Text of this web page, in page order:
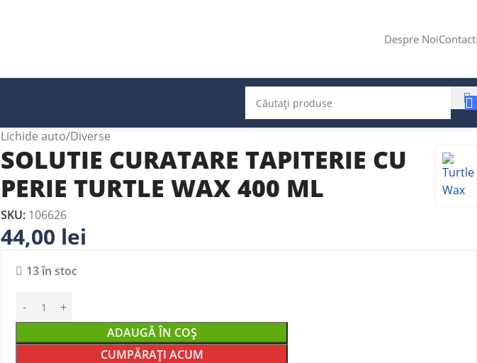
Despre NoiContact
Lichide auto Diverse
SOLUTIE CURATARE TAPITERIE CU
PERIE TURTLE WAX 400 ML
SKU: 106626
44,00 lei
13 în stoc
ADAUGĂ ÎN COȘ
CUMPĂRAȚI ACUM